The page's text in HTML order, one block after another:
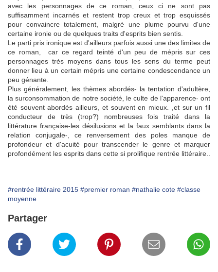
avec les personnages de ce roman, ceux ci ne sont pas
suffisamment incarnés et restent trop creux et trop esquissés
pour convaincre totalement, malgré une plume pourvu d'une
certaine ironie ou de quelques traits d'esprits bien sentis.
Le parti pris ironique est d'ailleurs parfois aussi une des limites de
ce roman, car ce regard teinté d'un peu de mépris sur ces
personnages très moyens dans tous les sens du terme peut
donner lieu à un certain mépris une certaine condescendance un
peu génante.
Plus généralement, les thèmes abordés- la tentation d'adultère,
la surconsommation de notre société, le culte de l'apparence- ont
été souvent abordés ailleurs, et souvent en mieux. ,et sur un fil
conducteur de très (trop?) nombreuses fois traité dans la
littérature française-les désilusions et la faux semblants dans la
relation conjugale-, ce renversement des poles manque de
profondeur et d'acuité pour transcender le genre et marquer
profondément les esprits dans cette si prolifique rentrée littéraire..
#rentrée littéraire 2015 #premier roman #nathalie cote #classe
moyenne
Partager